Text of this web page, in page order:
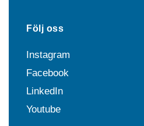
Följ oss
Instagram
Facebook
LinkedIn
Youtube